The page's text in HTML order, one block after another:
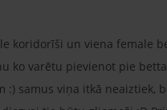
koridorīši un viena female
ko varētu pievienot pie
samus viņa itkā neaiztiek,